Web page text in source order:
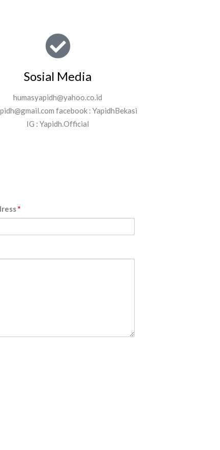
Sosial Media
humasyapidh@yahoo.co.id
facebook : YapidhBekasi
IG : Yapidh.Official
*